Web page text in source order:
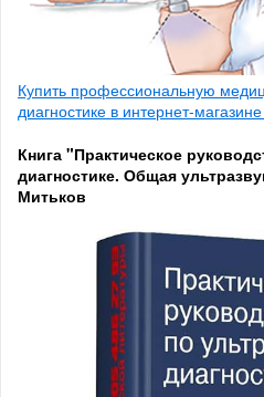
Купить профессиональную
диагностике в интернет-
Книга "Практическое
диагностике. Общая
Митьков